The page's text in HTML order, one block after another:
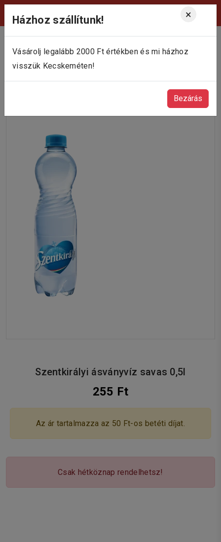
Házhoz szállítunk! ×
Vásárolj legalább 2000 Ft értékben és mi házhoz
visszük Kecskeméten!
Bezárás
Viktória Pékség Kecskemét
Szentkirályi ásványvíz savas 0,5l
255 Ft
Az ár tartalmazza az 50 Ft-os betéti díjat.
Csak hétköznap rendelhetsz!